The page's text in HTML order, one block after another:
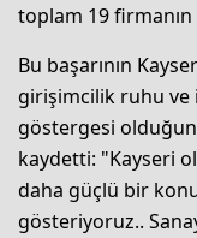
toplam 19
Bu başarının
girişimcilik ruhu
göstergesi
kaydetti: "Kayseri
daha güçlü bir
gösteriyoruz..